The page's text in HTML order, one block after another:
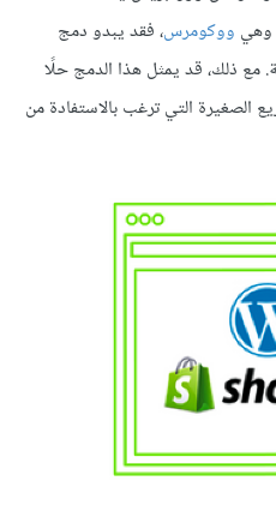
وهي ووكومرس، فقد يبدو دمج
ذلك، قد يمثل هذا الدمج حلًا
الصغيرة التي ترغب بالاستفادة من